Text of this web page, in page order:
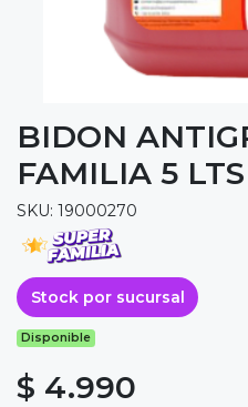
BIDON
FAMILIA 5 LTS
SKU: 19000270
Stock por sucursal
Disponible
$ 4.990